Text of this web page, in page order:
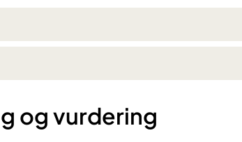
og vurdering